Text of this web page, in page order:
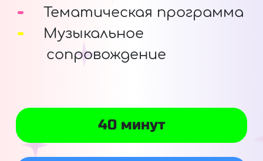
Тематическая программа
Музыкальное
сопровождение
40 минут